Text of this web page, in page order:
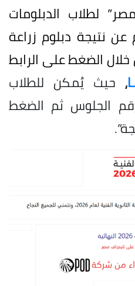
لطلاب الدبلومات
عن نتيجة دبلوم زراعة
خلال الضغط على الرابط
، حيث يُمكن للطلاب
رقم الجلوس ثم الضغط